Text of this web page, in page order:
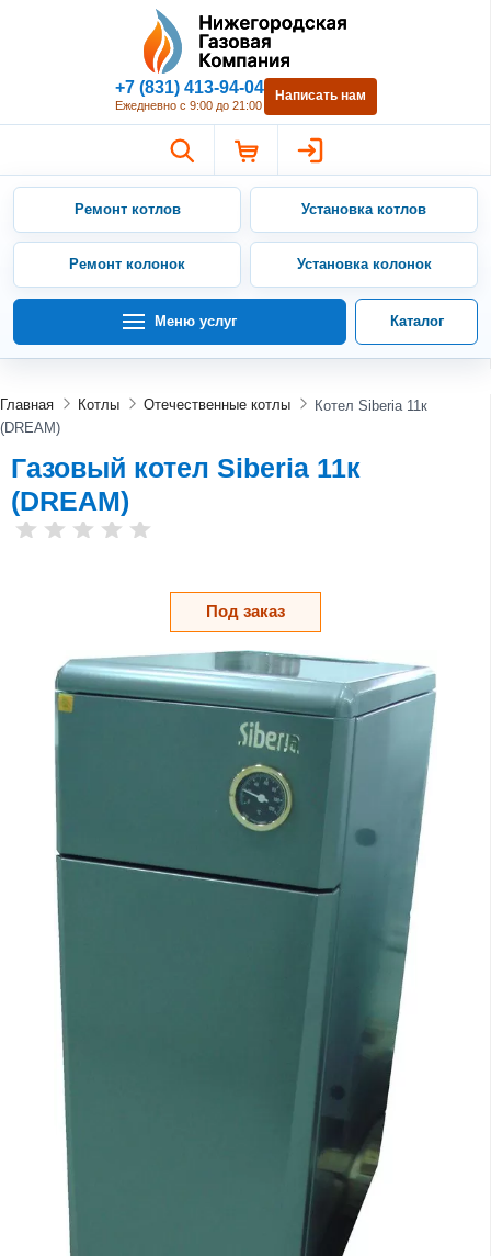
Нижегородская Газовая
+7 (831) 413-94-04
Ежедневно с 9:00 до 21:00
Написать нам
Ремонт котлов Установка котлов
Ремонт колонок Установка колонок
Меню услуг Каталог
Главная Котлы Отечественные котлы
Котел Siberia 11к
(DREAM)
Газовый котел Siberia 11к
(DREAM)
Под заказ